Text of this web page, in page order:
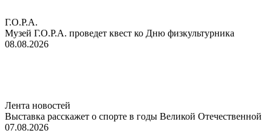
Г.О.Р.А.
Музей Г.О.Р.А. проведет квест ко Дню физкультурника
08.08.2026
Лента новостей
Выставка расскажет о спорте в годы Великой Отечественной
07.08.2026